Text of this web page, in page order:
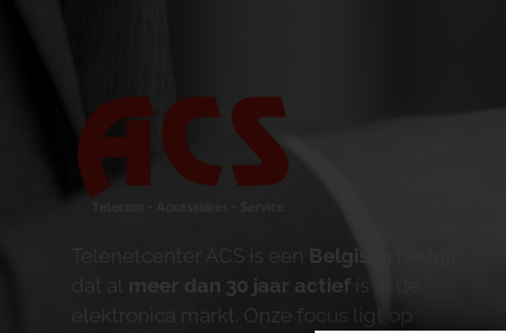
Telenetcenter ACS is een Belgisch
dat al meer dan 30 jaar actief is in de
elektronica markt. Onze focus ligt op